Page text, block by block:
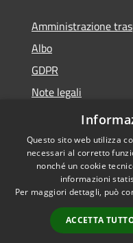
Amministrazione
Albo
GDPR
Note legali
Dichiarazione di
Accessibilità
Questo sito web utilizza
necessari al corretto
nonché un cookie
informazioni
Per maggiori dettagli, può
ACCETTA